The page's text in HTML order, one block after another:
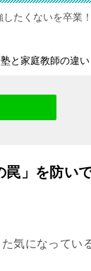
したくないを卒業
塾と家庭教師の違い
罠」を防い
気になってい